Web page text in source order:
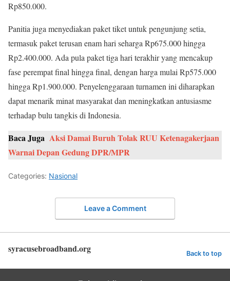
Rp850.000.
Panitia juga menyediakan paket tiket untuk pengunjung setia,
termasuk paket terusan enam hari seharga Rp675.000 hingga
Rp2.400.000. Ada pula paket tiga hari terakhir yang mencakup
fase perempat final hingga final, dengan harga mulai Rp575.000
hingga Rp1.900.000. Penyelenggaraan turnamen ini diharapkan
dapat menarik minat masyarakat dan meningkatkan antusiasme
terhadap bulu tangkis di Indonesia.
Baca Juga Aksi Damai Buruh Tolak RUU Ketenagakerjaan
Warnai Depan Gedung DPR/MPR
Categories: Nasional
Leave a Comment
syracusebroadband.org Back to top